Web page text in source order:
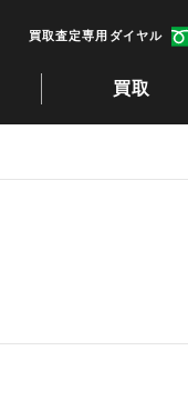
買取
買取査定専用ダイヤル